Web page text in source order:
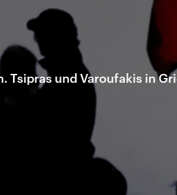
und Varoufakis in